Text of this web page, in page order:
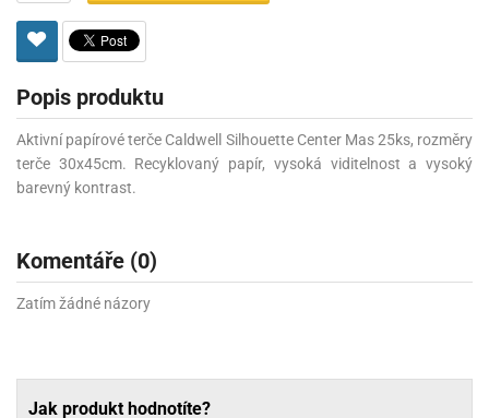
Popis produktu
Aktivní papírové terče Caldwell Silhouette Center Mas 25ks, rozměry
terče 30x45cm. Recyklovaný papír, vysoká viditelnost a vysoký
barevný kontrast.
Komentáře (0)
Zatím žádné názory
Jak produkt hodnotíte?